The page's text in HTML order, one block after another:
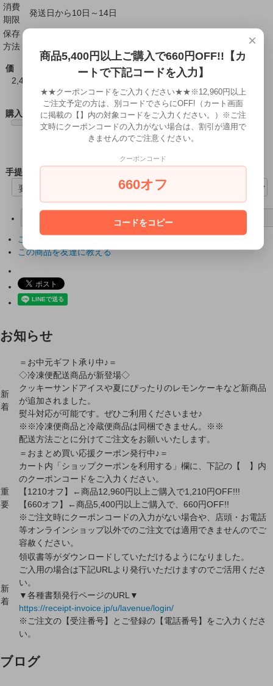
消費
期限
発送日から10日～14日
保存
方法
価 格
2,400円(税込)
購入数
手提袋
ショッピングカートに入れる
この商品について問い合わせる
この商品を友達に教える
お知らせ
新
着
＝お中元ギフト承り中♪＝
◇冷凍便配送商品が新登場◇
クッキーサンドアイスや夏にぴったりのレモンケーキなど新商品
が追加されました。
熨斗対応が可能です。ぜひご利用くださいませ♪
※※冷凍便商品と冷蔵便商品は同梱できません。※※
配送方法ごとに分けてご注文をお願いいたします。
重
要
＝おまとめ買い応援クーポン発行中♪＝
カート内「ショップクーポンを利用する」欄に、下記の【 】内
のクーポンコードをご入力ください。
【1210オフ】←商品12,960円以上ご購入で1,210円OFF!!!
【660オフ】←商品5,400円以上ご購入で、660円OFF!!
※ご注文時にクーポンコードの入力がない場合や、店頭・お電話
等オンラインショップ以外でのご注文では適用できませんのでご
容赦ください。
新
着
領収書等がダウンロードしていただけるようになりました。
ご入用の場合は下記URLより発行いただけますのでご活用くださ
い。
▼各種書類発行ページのURL▼
https://receipt-invoice.jp/u/lavenue/login/
※ご注文の【受注番号】とご登録の【電話番号】をご入力くださ
い。
ブログ
×
商品5,400円以上ご購入で660円OFF!!【カ
ートで下記コードを入力】
★★クーポンコードをご入力ください★★※12,960円以上
ご注文予定の方は、別コードでさらにOFF!（カート画面
に掲載の【】内の対象コードをご入力ください。）※ご注
文時にクーポンコードの入力がない場合は、割引が適用で
きませんのでご注意ください。
クーポンコード
660オフ
コードをコピー